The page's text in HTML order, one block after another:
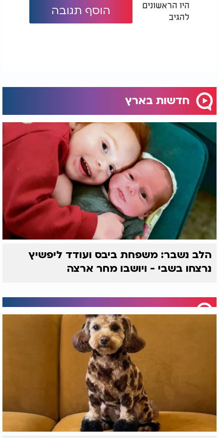
היו הראשונים
להגיב
הוסף תגובה
חדשות בארץ
הלב נשבר: משפחת ביבס ועודד ליפשיץ
נרצחו בשבי - ויושבו מחר ארצה